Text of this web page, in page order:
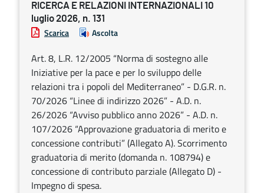
RICERCA E RELAZIONI INTERNAZIONALI 10
luglio 2026, n. 131
Scarica Ascolta
Art. 8, L.R. 12/2005 “Norma di sostegno alle
Iniziative per la pace e per lo sviluppo delle
relazioni tra i popoli del Mediterraneo” - D.G.R. n.
70/2026 “Linee di indirizzo 2026” - A.D. n.
26/2026 “Avviso pubblico anno 2026” - A.D. n.
107/2026 “Approvazione graduatoria di merito e
concessione contributi” (Allegato A). Scorrimento
graduatoria di merito (domanda n. 108794) e
concessione di contributo parziale (Allegato D) -
Impegno di spesa.